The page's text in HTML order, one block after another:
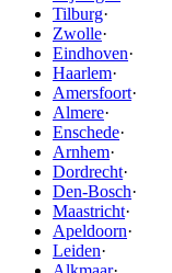
Tilburg·
Zwolle·
Eindhoven·
Haarlem·
Amersfoort·
Almere·
Enschede·
Arnhem·
Dordrecht·
Den-Bosch·
Maastricht·
Apeldoorn·
Leiden·